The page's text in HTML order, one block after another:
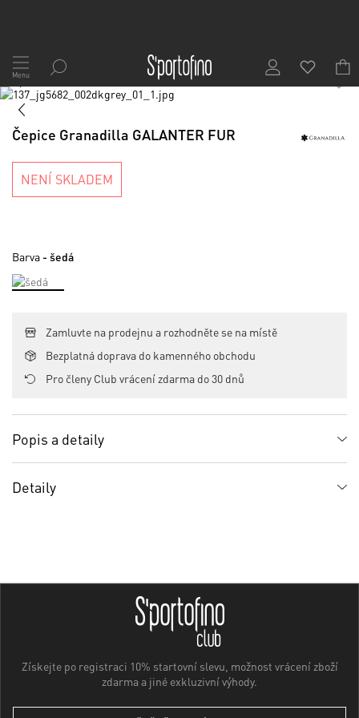
Přejít
na
obsah
Menu
Skip
the
end
images
gallery
1/3
Skip
the
images
Čepice Granadilla GALANTER FUR
NENÍ SKLADEM
Barva - šedá
Zamluvte na prodejnu a rozhodněte se na místě
Bezplatná doprava do kamenného obchodu
Pro členy Club vrácení zdarma do 30 dnů
Popis a detaily
Detaily
Získejte po registraci 10% startovní slevu, možnost vrácení zboží
zdarma a jiné exkluzivní výhody.